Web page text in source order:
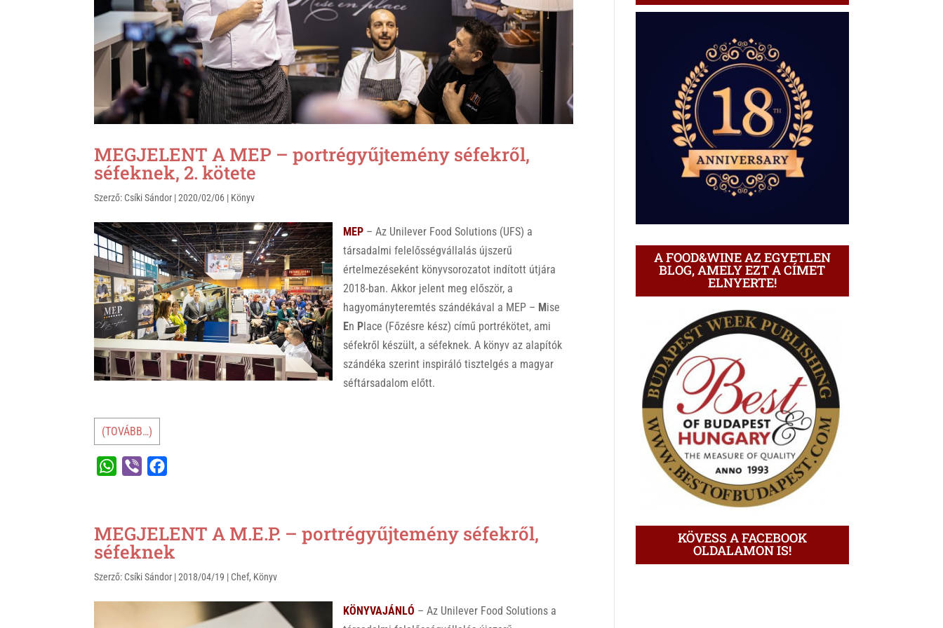
MEGJELENT A MEP – portrégyűjtemény séfekről,
séfeknek, 2. kötete
Szerző: Csíki Sándor |2020/02/06 | Könyv
MEP – Az Unilever Food Solutions (UFS) a
társadalmi felelősségvállalás újszerű
értelmezéseként könyvsorozatot indított útjára
2018-ban. Akkor jelent meg először, a
hagyományteremtés szándékával a MEP – Mise
En Place (Főzésre kész) című portrékötet, ami
séfekről készült, a séfeknek. A könyv az alapítók
szándéka szerint inspiráló tisztelgés a magyar
séftársadalom előtt.
(TOVÁBB…)
W
t
s
p
p
e
r
e
b
o
k
MEGJELENT A M.E.P. – portrégyűjtemény séfekről,
séfeknek
Szerző: Csíki Sándor |2018/04/19 | Chef, Könyv
KÖNYVAJÁNLÓ – Az Unilever Food Solutions a
A FOOD&WINE AZ EGYETLEN
BLOG, AMELY EZT A CÍMET
ELNYERTE!
KÖVESS A FACEBOOK
OLDALAMON IS!